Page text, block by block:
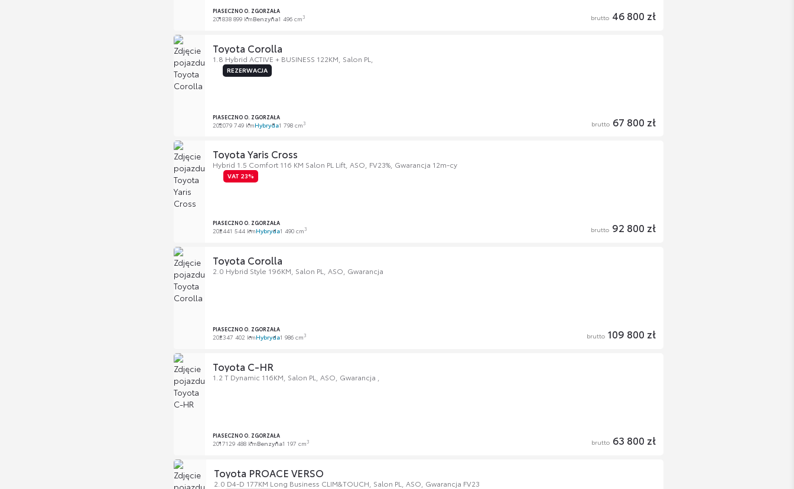
PIASECZNO O. ZGORZAŁA
201838 899 kmBenzyna1 496 cm3 brutto 46 800 zł
Toyota Corolla
1.8 Hybrid ACTIVE + BUSINESS 122KM, Salon PL,
REZERWACJA
PIASECZNO O. ZGORZAŁA
202079 749 kmHybryda1 798 cm3 brutto 67 800 zł
Toyota Yaris Cross
Hybrid 1.5 Comfort 116 KM Salon PL Lift, ASO, FV23%, Gwarancja 12m-cy
VAT 23%
PIASECZNO O. ZGORZAŁA
202441 544 kmHybryda1 490 cm3 brutto 92 800 zł
Toyota Corolla
2.0 Hybrid Style 196KM, Salon PL, ASO, Gwarancja
PIASECZNO O. ZGORZAŁA
202347 402 kmHybryda1 986 cm3 brutto 109 800 zł
Toyota C-HR
1.2 T Dynamic 116KM, Salon PL, ASO, Gwarancja ,
PIASECZNO O. ZGORZAŁA
2017129 488 kmBenzyna1 197 cm3 brutto 63 800 zł
Toyota PROACE VERSO
2.0 D4-D 177KM Long Business CLIM&TOUCH, Salon PL, ASO, Gwarancja FV23